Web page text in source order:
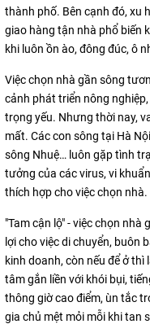
thành phố. Bên cạnh đó, xu
giao hàng tận nhà phổ biến
khi luôn ồn ào, đông đúc, ô
Việc chọn nhà gần sông
cảnh phát triển nông
trọng yếu. Nhưng thời nay,
mất. Các con sông tại Hà
sông Nhuệ… luôn gặp tình
tưởng của các virus, vi
thích hợp cho việc chọn nhà.
"Tam cận lộ" - việc chọn
lợi cho việc di chuyển, buôn
kinh doanh, còn nếu để ở
tâm gắn liền với khói bụi,
thông giờ cao điểm, ùn tắc
gia chủ mệt mỏi mỗi khi tan